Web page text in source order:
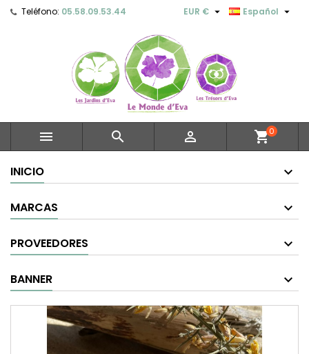
Teléfono: 05.58.09.53.44 Español 
EUR € 
   shopping_cart0
INICIO
MARCAS
PROVEEDORES
BANNER